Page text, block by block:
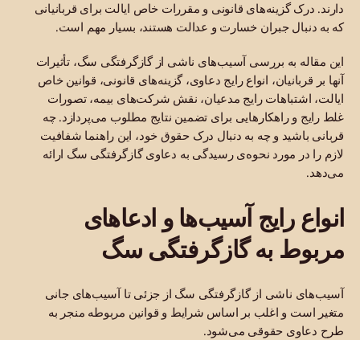
دارند. درک گزینه‌های قانونی و مقررات خاص ایالت برای قربانیانی
که به دنبال جبران خسارت و عدالت هستند، بسیار مهم است.
این مقاله به بررسی آسیب‌های ناشی از گازگرفتگی سگ، تأثیرات
آنها بر قربانیان، انواع رایج دعاوی، گزینه‌های قانونی، قوانین خاص
ایالت، اشتباهات رایج مدعیان، نقش شرکت‌های بیمه، تصورات
غلط رایج و راهکارهایی برای تضمین نتایج مطلوب می‌پردازد. چه
قربانی باشید و چه به دنبال درک حقوق خود، این راهنما شفافیت
لازم را در مورد نحوه‌ی رسیدگی به دعاوی گازگرفتگی سگ ارائه
می‌دهد.
انواع رایج آسیب‌ها و ادعاهای
مربوط به گازگرفتگی سگ
آسیب‌های ناشی از گازگرفتگی سگ از جزئی تا آسیب‌های جانی
متغیر است و اغلب بر اساس شرایط و قوانین مربوطه منجر به
طرح دعاوی حقوقی می‌شود.